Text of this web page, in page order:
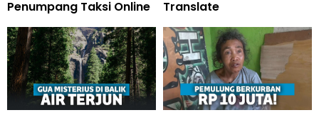
Penumpang Taksi Online
Translate